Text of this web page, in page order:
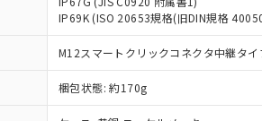
IP69K (ISO 20653規格(旧DIN規格 40050
M12スマートクリックコネクタ中継タイプ
梱包状態: 約170g
ロン制御機器販売店や当社販売拠
販売ネットワーク
」をご確認
状況および標準価格結果を当社の
の承諾なく第三者に漏洩または開
ないようお願いします。
ステル類の４物質については閾値を超える意
がないことを確認しています。
護使用期限
有害物質（10物質）のすべてが基
であることを示します。
化学兵器、生物兵器またはその他
並びにこれらの製造装置等に一切
いたしません。
は、貴社製品を第三者に販売する
は、上記1、2および3の内容を当
三者に通知します。また当社は、
在庫なし(最新の在庫状況につ
いては、お客様のお取引先、ま
たはお客様担当のオムロン制御
機器販売店・当社販売員にご確
認ください)